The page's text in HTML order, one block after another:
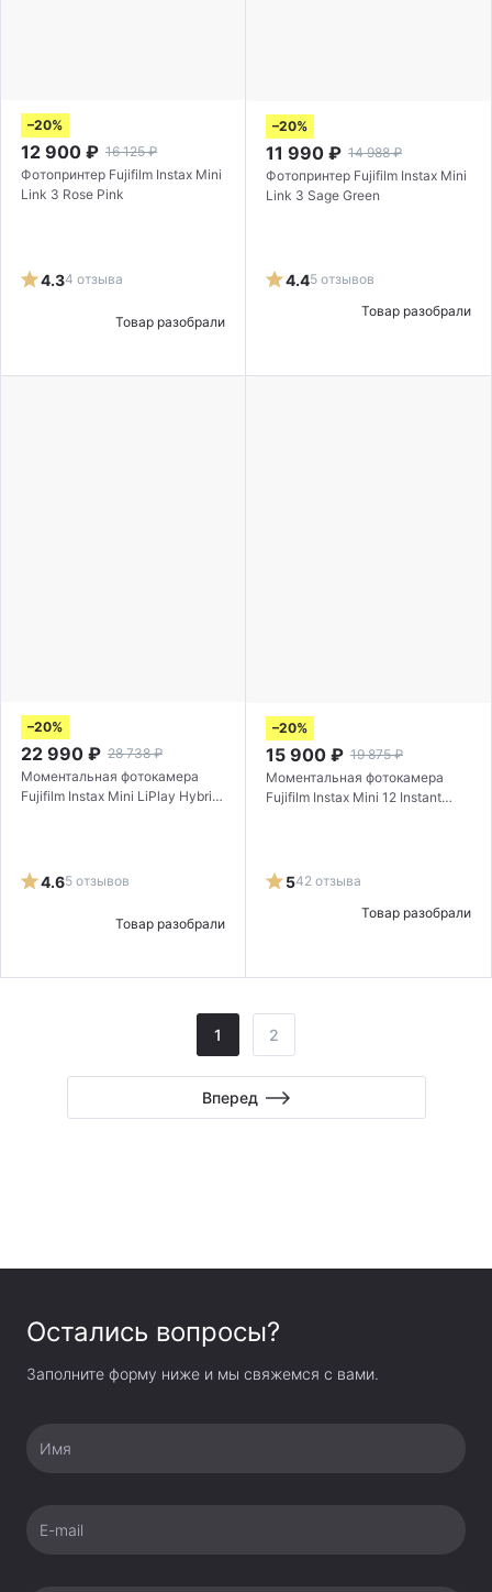
Товар разобрали
–20%
12 900 ₽ 16 125 ₽
Фотопринтер Fujifilm Instax Mini
Link 3 Rose Pink
4.34 отзыва
Товар разобрали
–20%
11 990 ₽ 14 988 ₽
Фотопринтер Fujifilm Instax Mini
Link 3 Sage Green
4.45 отзывов
Товар разобрали
–20%
22 990 ₽ 28 738 ₽
Моментальная фотокамера
Fujifilm Instax Mini LiPlay Hybrid
4.65 отзывов
Товар разобрали
–20%
15 900 ₽ 19 875 ₽
Моментальная фотокамера
Fujifilm Instax Mini 12 Instant
542 отзыва
1 2
Вперед
Остались вопросы?
Заполните форму ниже и мы свяжемся с вами.
Имя
E-mail